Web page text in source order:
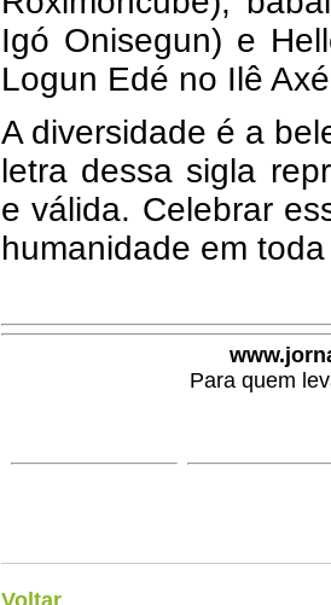
Igó Onisegun) e
Logun Edé no Ilê
A diversidade é a
letra dessa sigla
e válida. Celebrar
humanidade em
Para quem
Voltar